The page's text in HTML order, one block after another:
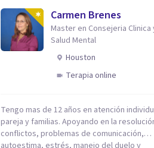
procesos de desarrollo personal y
Su trabajo se centra en la regulación
las relaciones de pareja, la comunicación
efectiva y el liderazgo consciente. Su
metodología combina psicología
cambio basadas en evidencia para
sostenibles. Como divulgador científico, acerca
la psicología y las neurociencias a la vida
cotidiana mediante contenidos claros,
Carmen Brenes
Master en Consejeria Clinica
Salud Mental
Houston
Terapia online
Tengo mas de 12 años en atención
pareja y familias. Apoyando en la
conflictos, problemas de comunicación,
autoestima, estrés, manejo del duelo y